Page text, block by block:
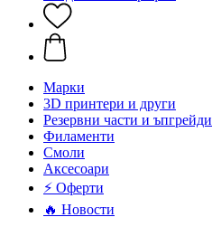
Mарки
3D принтери и други
Резервни части и ъпгрейди
Филаменти
Смоли
Аксесоари
⚡ Оферти
🔥 Новости